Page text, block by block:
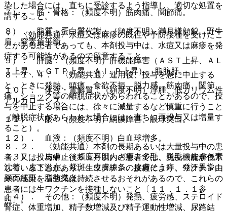
染した場合には、直ちに受診するよう指導し、適切な処置を
講ずること。
・ 〈効能共通〉水痘又は麻疹の既往や予防接種を受けたこ
とがある患者であっても、本剤投与中は、水痘又は麻疹を発
症する可能性があるので留意すること。
８．１．４． 〈効能共通〉連用後、投与を急に中止する
と、ときに発熱、頭痛、食欲不振、脱力感、筋肉痛、関節
痛、ショック等の離脱症状があらわれることがあるので、投
与を中止する場合には、徐々に減量するなど慎重に行うこと
（離脱症状があらわれた場合には、直ちに再投与又は増量す
ること）。
８．２． 〈効能共通〉本剤の長期あるいは大量投与中の患
者、又は投与中止後６ヵ月以内の患者では、免疫機能が低下
していることがあり、生ワクチンの接種により、ワクチン由
来の感染を増強又は持続させるおそれがあるので、これらの
患者には生ワクチンを接種しないこと〔１１．１．１参
照〕。
７）． 筋・骨格：（頻度不明）筋肉痛、関節痛。
８）． 脂質・蛋白質代謝：（頻度不明）満月様顔貌、野牛
肩、窒素負平衡。
９）． 肝臓：（頻度不明）肝機能障害（ＡＳＴ上昇、ＡＬ
Ｔ上昇、γ−ＧＴＰ上昇、Ａｌ−Ｐ上昇）、脂肪肝。
１０）． 体液・電解質：（頻度不明）浮腫、低カリウム性
アルカローシス。
１１）． 眼：（頻度不明）網膜障害、眼球突出。
１２）． 血液：（頻度不明）白血球増多。
１３）． 皮膚：（頻度不明）ざ瘡、多毛、脱毛、皮膚色素
沈着、皮下溢血、紫斑、皮膚線条、皮膚そう痒、発汗異常、
顔面紅斑、脂肪織炎。
１４）． その他：（頻度不明）発熱、疲労感、ステロイド
腎症、体重増加、精子数増減及び精子運動性増減、尿路結